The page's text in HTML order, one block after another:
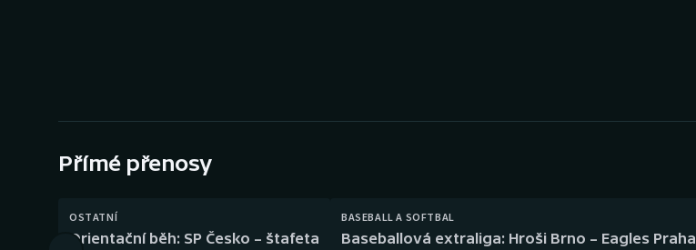
Gymnastika
Přímé přenosy
OSTATNÍ
Orientační běh: SP Česko – štafeta
BASEBALL A SOFTBAL
Baseballová extraliga: Hroši Brno – Eagles Praha